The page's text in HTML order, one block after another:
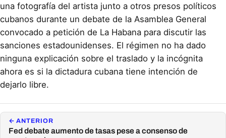
una fotografía del artista junto a otros presos políticos
cubanos durante un debate de la Asamblea General
convocado a petición de La Habana para discutir las
sanciones estadounidenses. El régimen no ha dado
ninguna explicación sobre el traslado y la incógnita
ahora es si la dictadura cubana tiene intención de
dejarlo libre.
← ANTERIOR
Fed debate aumento de tasas pese a consenso de